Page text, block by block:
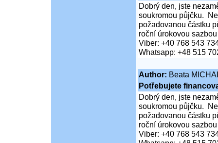
Dobrý den, jste
soukromou půjčku.
požadovanou částku
roční úrokovou
Viber: +40 768 543
Whatsapp: +48 515
Author: Beata
Potřebujete
Dobrý den, jste
soukromou půjčku.
požadovanou částku
roční úrokovou
Viber: +40 768 543